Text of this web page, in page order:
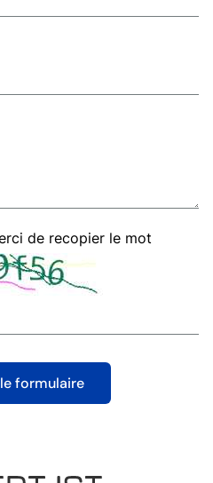
de recopier le mot